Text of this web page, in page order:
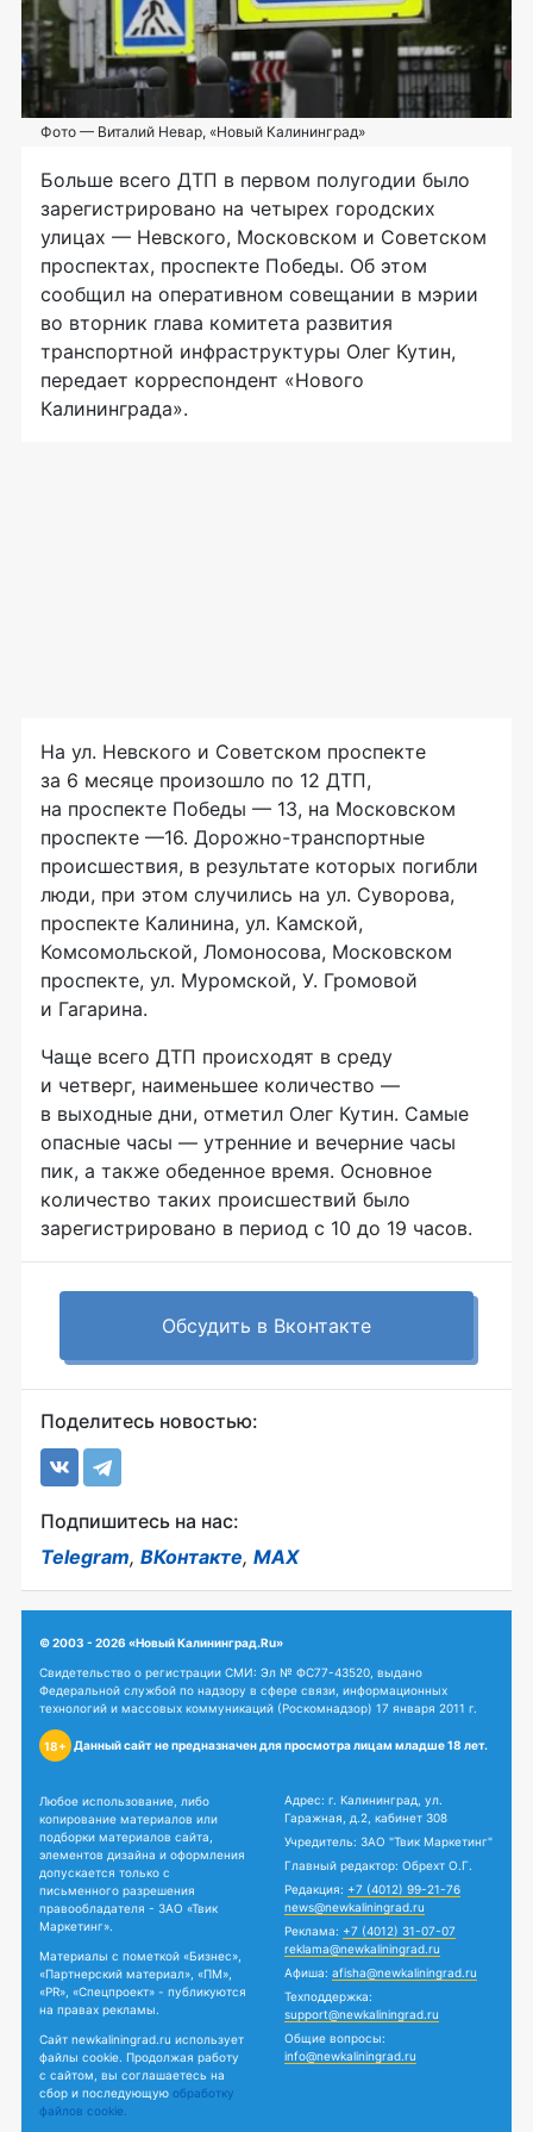
Фото — Виталий Невар, «Новый Калининград»
Больше всего ДТП в первом полугодии было
зарегистрировано на четырех городских
улицах — Невского, Московском и Советском
проспектах, проспекте Победы. Об этом
сообщил на оперативном совещании в мэрии
во вторник глава комитета развития
транспортной инфраструктуры Олег Кутин,
передает корреспондент «Нового
Калининграда».
На ул. Невского и Советском проспекте
за 6 месяце произошло по 12 ДТП,
на проспекте Победы — 13, на Московском
проспекте —16. Дорожно-транспортные
происшествия, в результате которых погибли
люди, при этом случились на ул. Суворова,
проспекте Калинина, ул. Камской,
Комсомольской, Ломоносова, Московском
проспекте, ул. Муромской, У. Громовой
и Гагарина.
Чаще всего ДТП происходят в среду
и четверг, наименьшее количество —
в выходные дни, отметил Олег Кутин. Самые
опасные часы — утренние и вечерние часы
пик, а также обеденное время. Основное
количество таких происшествий было
зарегистрировано в период с 10 до 19 часов.
Обсудить в Вконтакте
Поделитесь новостью:
Подпишитесь на нас:
Telegram, ВКонтакте, MAX
© 2003 - 2026 «Новый Калининград.Ru»
Свидетельство о регистрации СМИ: Эл № ФС77-43520, выдано
Федеральной службой по надзору в сфере связи, информационных
технологий и массовых коммуникаций (Роскомнадзор) 17 января 2011 г.
18+ Данный сайт не предназначен для просмотра лицам младше 18 лет.
Любое использование, либо
копирование материалов или
подборки материалов сайта,
элементов дизайна и оформления
допускается только с
письменного разрешения
правообладателя - ЗАО «Твик
Маркетинг».
Материалы с пометкой «Бизнес»,
«Партнерский материал», «ПМ»,
«PR», «Спецпроект» - публикуются
на правах рекламы.
Сайт newkaliningrad.ru использует
файлы cookie. Продолжая работу
с сайтом, вы соглашаетесь на
сбор и последующую обработку
файлов cookie.
Адрес: г. Калининград, ул.
Гаражная, д.2, кабинет 308
Учредитель: ЗАО "Твик Маркетинг"
Главный редактор: Обрехт О.Г.
Редакция: +7 (4012) 99-21-76
news@newkaliningrad.ru
Реклама: +7 (4012) 31-07-07
reklama@newkaliningrad.ru
Афиша: afisha@newkaliningrad.ru
Техподдержка:
support@newkaliningrad.ru
Общие вопросы:
info@newkaliningrad.ru